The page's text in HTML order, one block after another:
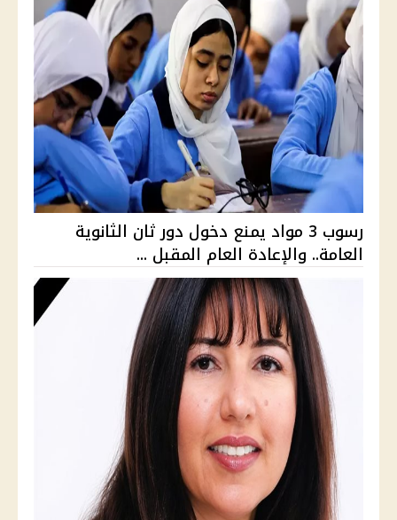
رسوب 3 مواد يمنع دخول دور ثان الثانوية
العامة.. والإعادة العام المقبل ...